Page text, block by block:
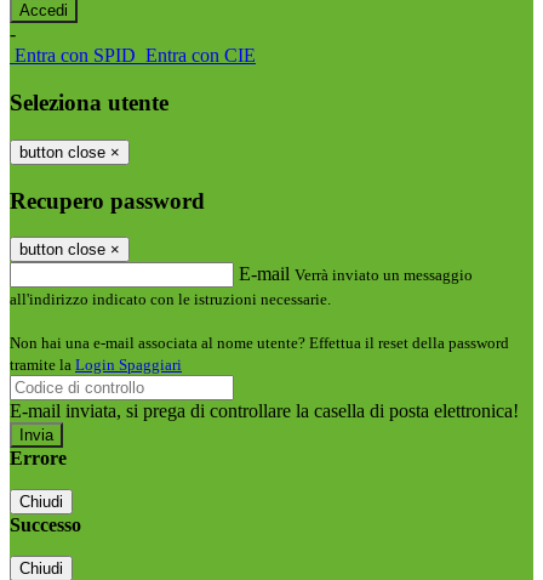
-
Entra con SPID Entra con CIE
Seleziona utente
button close ×
Recupero password
button close ×
E-mail Verrà inviato un messaggio
all'indirizzo indicato con le istruzioni necessarie.
Non hai una e-mail associata al nome utente? Effettua il reset della password
tramite la Login Spaggiari
E-mail inviata, si prega di controllare la casella di posta elettronica!
Errore
Chiudi
Successo
Chiudi